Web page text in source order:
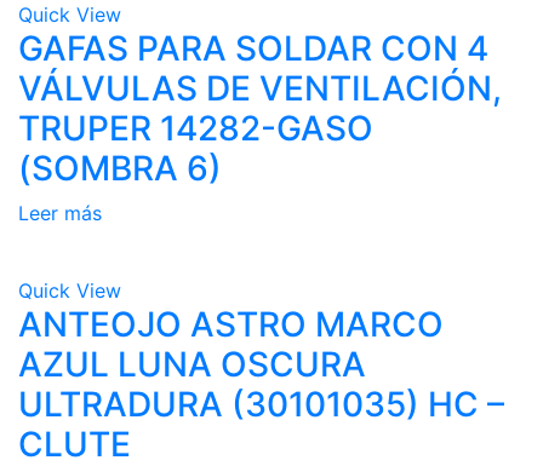
Quick View
GAFAS PARA SOLDAR CON 4
VÁLVULAS DE VENTILACIÓN,
TRUPER 14282-GASO
(SOMBRA 6)
Leer más
Quick View
ANTEOJO ASTRO MARCO
AZUL LUNA OSCURA
ULTRADURA (30101035) HC –
CLUTE